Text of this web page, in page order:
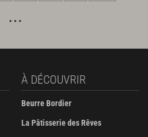
À DÉCOUVRIR
Beurre Bordier
La Pâtisserie des Rêves